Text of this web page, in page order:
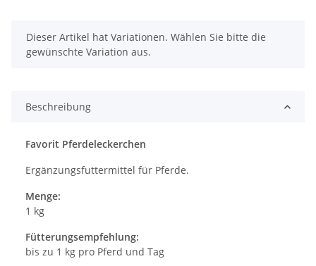
x
Dieser Artikel hat Variationen. Wählen Sie bitte die
gewünschte Variation aus.
Beschreibung
Favorit Pferdeleckerchen
Ergänzungsfuttermittel für Pferde.
Menge:
1 kg
Fütterungsempfehlung:
bis zu 1 kg pro Pferd und Tag